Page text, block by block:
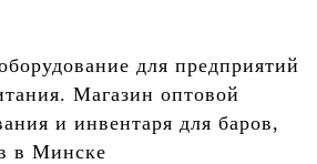
для предприятий
Магазин оптовой
и инвентаря для баров,
в Минске